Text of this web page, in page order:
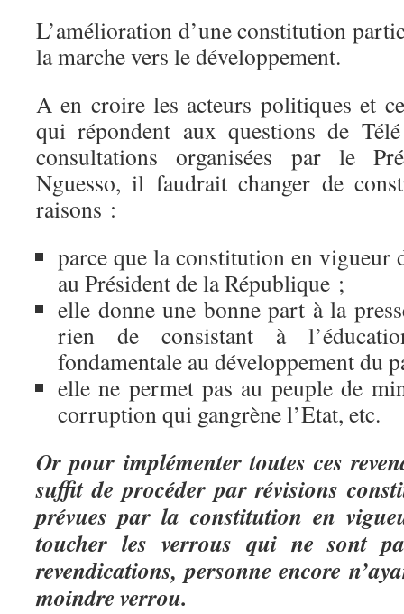
L’amélioration d’une constitution
la marche vers le développement.
A en croire les acteurs politiques et
qui répondent aux questions de
consultations organisées par le
Nguesso, il faudrait changer de
raisons :
parce que la constitution en vigueur
au Président de la République ;
elle donne une bonne part à la
rien de consistant à
fondamentale au développement du
elle ne permet pas au peuple de
corruption qui gangrène l’Etat, etc.
Or pour implémenter toutes ces
suffit de procéder par révisions
prévues par la constitution en
toucher les verrous qui ne sont
revendications, personne encore
moindre verrou.